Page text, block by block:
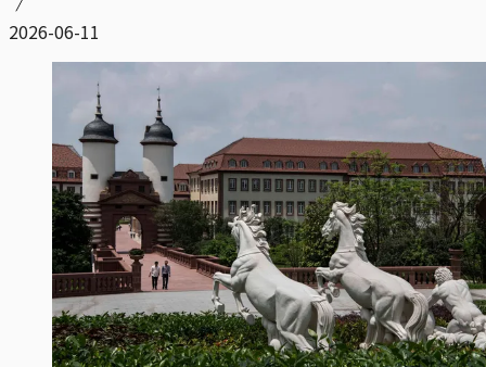
2026-06-11